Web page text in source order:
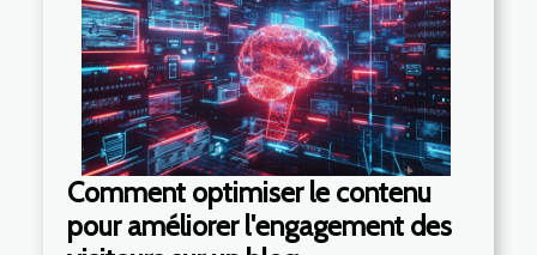
Comment optimiser le contenu
pour améliorer l'engagement des